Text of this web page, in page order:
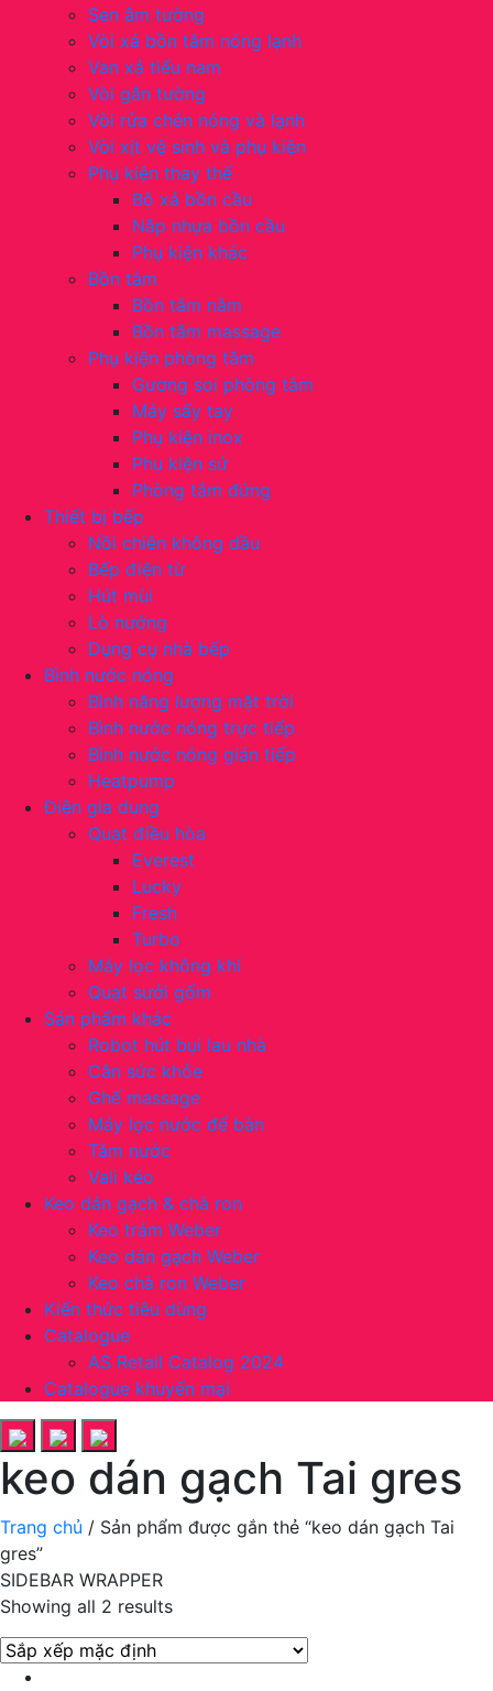
Sen âm tường
Vòi xả bồn tắm nóng lạnh
Van xả tiểu nam
Vòi gắn tường
Vòi rửa chén nóng và lạnh
Vòi xịt vệ sinh và phụ kiện
Phụ kiện thay thế
Bộ xả bồn cầu
Nắp nhựa bồn cầu
Phụ kiện khác
Bồn tắm
Bồn tắm nằm
Bồn tắm massage
Phụ kiện phòng tắm
Gương soi phòng tắm
Máy sấy tay
Phụ kiện inox
Phụ kiện sứ
Phòng tắm đứng
Thiết bị bếp
Nồi chiên không dầu
Bếp điện từ
Hút mùi
Lò nướng
Dụng cụ nhà bếp
Bình nước nóng
Bình năng lượng mặt trời
Bình nước nóng trực tiếp
Bình nước nóng gián tiếp
Heatpump
Điện gia dụng
Quạt điều hòa
Everest
Lucky
Fresh
Turbo
Máy lọc không khí
Quạt sưởi gốm
Sản phẩm khác
Robot hút bụi lau nhà
Cân sức khỏe
Ghế massage
Máy lọc nước để bàn
Tăm nước
Vali kéo
Keo dán gạch & chà ron
Keo trám Weber
Keo dán gạch Weber
Keo chà ron Weber
Kiến thức tiêu dùng
Catalogue
AS Retail Catalog 2024
Catalogue khuyến mại
keo dán gạch Tai gres
Trang chủ / Sản phẩm được gắn thẻ “keo dán gạch Tai
gres”
SIDEBAR WRAPPER
Showing all 2 results